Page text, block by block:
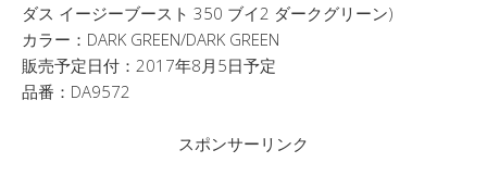
ダス イージーブースト 350 ブイ2 ダークグリーン)
カラー：DARK GREEN/DARK GREEN
販売予定日付：2017年8月5日予定
品番：DA9572
スポンサーリンク